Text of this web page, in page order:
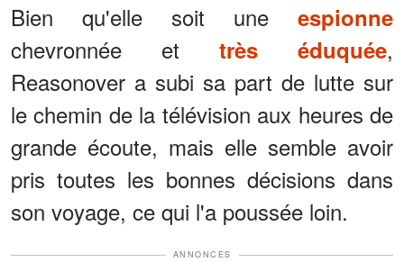
Bien qu'elle soit une espionne
chevronnée et très éduquée,
Reasonover a subi sa part de lutte sur
le chemin de la télévision aux heures de
grande écoute, mais elle semble avoir
pris toutes les bonnes décisions dans
son voyage, ce qui l'a poussée loin.
ANNONCES